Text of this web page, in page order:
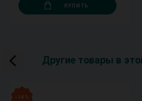
КУПИТЬ
Другие товары в
- 14 %